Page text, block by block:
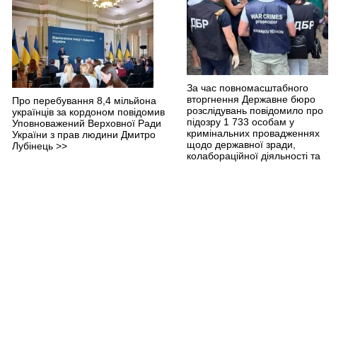
Про перебування 8,4 мільйона
українців за кордоном повідомив
Уповноважений Верховної Ради
України з прав людини Дмитро
Лубінець >>
За час повномасштабного
вторгнення Державне бюро
розслідувань повідомило про
підозру 1 733 особам у
кримінальних провадженнях
щодо державної зради,
колабораційної діяльності та